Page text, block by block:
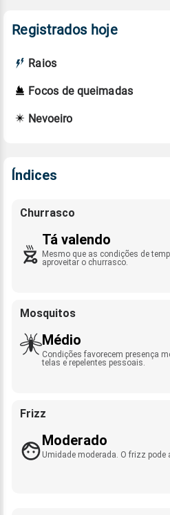
Registrados hoje
Raios
Focos de queimadas
Nevoeiro
Índices
Churrasco
Tá valendo
Mesmo que as condições de
aproveitar o churrasco.
Mosquitos
Médio
Condições favorecem presença
telas e repelentes pessoais.
Frizz
Moderado
Umidade moderada. O frizz pode